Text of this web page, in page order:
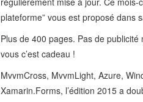
plateforme” vous est proposé dans
Plus de 400 pages. Pas de
vous c’est cadeau !
MvvmCross, MvvmLight, Azure,
Xamarin.Forms, l’édition 2015 a